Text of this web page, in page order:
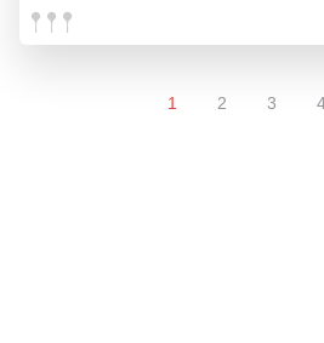
1 2 3